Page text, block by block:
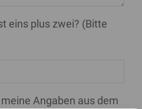
eins plus zwei? (Bitte
Angaben aus dem